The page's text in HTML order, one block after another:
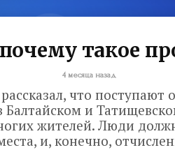
такое
4 месяца назад
что
и
жителей. Люди
и, конечно,